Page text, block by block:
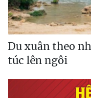
Du xuân theo
túc lên ngôi